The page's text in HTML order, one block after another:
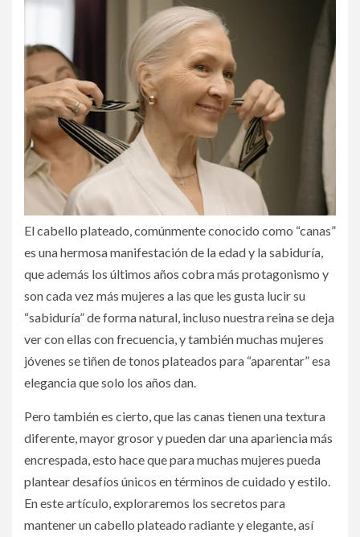
El cabello plateado, comúnmente conocido como “canas”
es una hermosa manifestación de la edad y la sabiduría,
que además los últimos años cobra más protagonismo y
son cada vez más mujeres a las que les gusta lucir su
“sabiduría” de forma natural, incluso nuestra reina se deja
ver con ellas con frecuencia, y también muchas mujeres
jóvenes se tiñen de tonos plateados para “aparentar” esa
elegancia que solo los años dan.
Pero también es cierto, que las canas tienen una textura
diferente, mayor grosor y pueden dar una apariencia más
encrespada, esto hace que para muchas mujeres pueda
plantear desafíos únicos en términos de cuidado y estilo.
En este artículo, exploraremos los secretos para
mantener un cabello plateado radiante y elegante, así